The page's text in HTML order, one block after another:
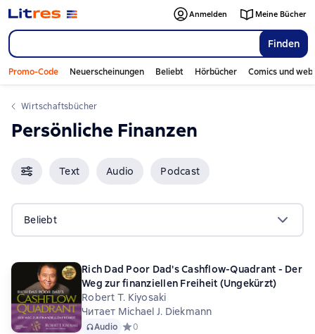
Finden
Anmelden Meine Bücher
Promo-Code Neuerscheinungen Beliebt Hörbücher Comics und
Wirtschaftsbücher
Persönliche Finanzen
Text Audio Podcast
Beliebt
Rich Dad Poor Dad's Cashflow-Quadrant - Der
Weg zur finanziellen Freiheit (Ungekürzt)
Robert T. Kiyosaki
Читает Michael J. Diekmann
Audio Средний рейтинг 0 на основе 0 оценок
0